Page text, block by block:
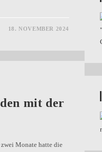
18. NOVEMBER 2024
mit der
Monate hatte die